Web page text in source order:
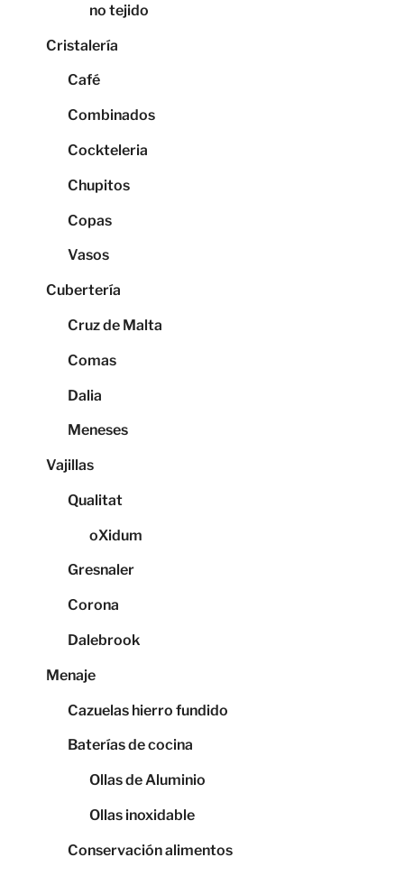
no tejido
Cristalería
Café
Combinados
Cockteleria
Chupitos
Copas
Vasos
Cubertería
Cruz de Malta
Comas
Dalia
Meneses
Vajillas
Qualitat
oXidum
Gresnaler
Corona
Dalebrook
Menaje
Cazuelas hierro fundido
Baterías de cocina
Ollas de Aluminio
Ollas inoxidable
Conservación alimentos